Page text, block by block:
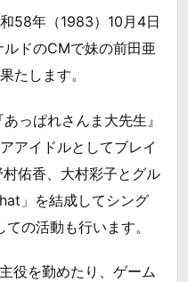
58年（1983）10月4日
ドのCMで妹の前田亜
たします。
っぱれさんま大先生』
アイドルとしてブレイ
佑香、大村彩子とグル
」を結成してシング
の活動も行います。
役を勤めたり、ゲーム